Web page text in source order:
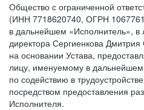
Общество с ограниченной
(ИНН 7718620740, ОГРН
в дальнейшем «Исполнитель», в
директора Сергиенкова
на основании Устава,
лицу, именуемому в дальнейшем
по содействию в
посредством предоставления
Исполнителя.